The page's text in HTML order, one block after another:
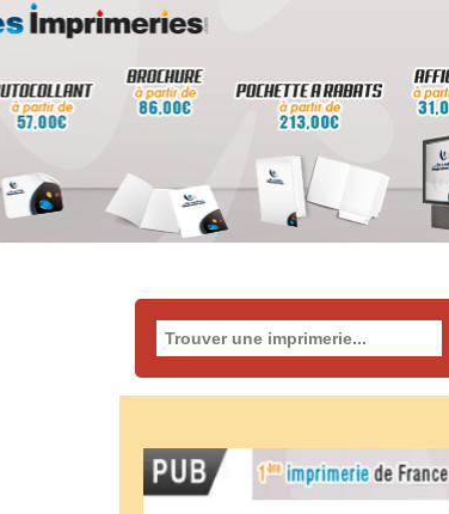
Rechercher